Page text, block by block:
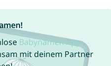
Babynamen App
mit deinem Partner